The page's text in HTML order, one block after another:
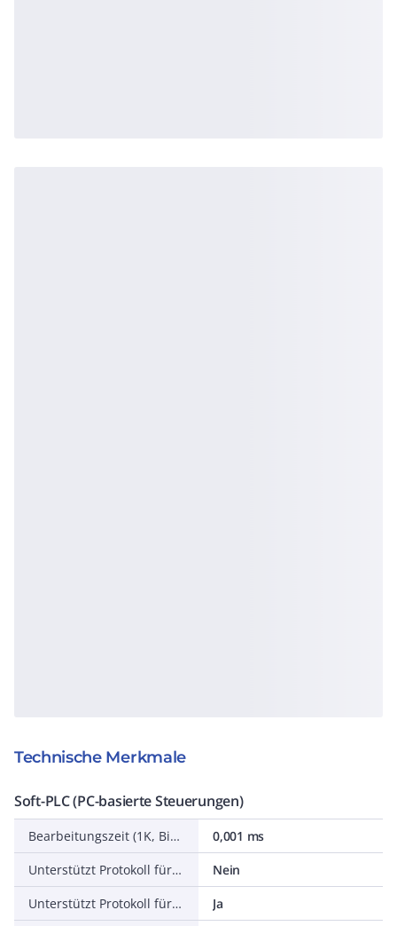
Technische Merkmale
Soft-PLC (PC-basierte Steuerungen)
Bearbeitungszeit (1K, Binäranweisung)
0,001 ms
Unterstützt Protokoll für EtherCAT
Nein
Unterstützt Protokoll für TCP/IP
Ja